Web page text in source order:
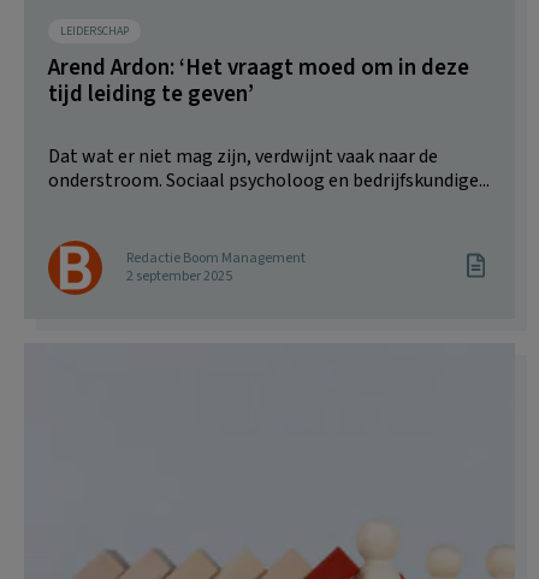
LEIDERSCHAP
Arend Ardon: ‘Het vraagt moed om in deze
tijd leiding te geven’
Dat wat er niet mag zijn, verdwijnt vaak naar de
onderstroom. Sociaal psycholoog en bedrijfskundige...
Redactie Boom Management
2 september 2025